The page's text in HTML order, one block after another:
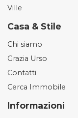
Ville
Casa & Stile
Chi siamo
Grazia Urso
Contatti
Cerca Immobile
Informazioni